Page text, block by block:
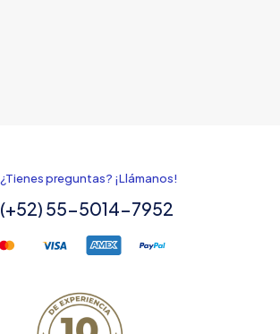
¿Tienes preguntas? ¡Llámanos!
(+52) 55-5014-7952